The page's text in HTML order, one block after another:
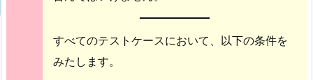
すべてのテストケースにおいて、以下の条件を
みたします。